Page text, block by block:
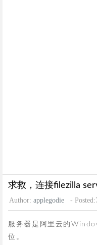
求救，连接filezilla
Author: applegodie -
服务器是阿里云的
位。